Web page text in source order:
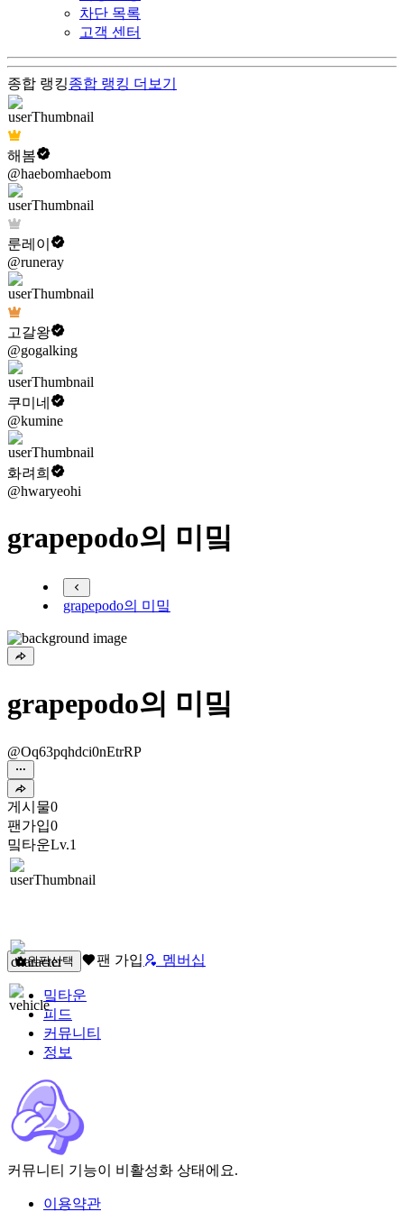
차단 목록
고객 센터
종합 랭킹종합 랭킹 더보기
해봄
@haebomhaebom
룬레이
@runeray
고갈왕
@gogalking
쿠미네
@kumine
화려희
@hwaryeohi
grapepodo의 미밐
grapepodo의 미밐
grapepodo의 미밐
@Oq63pqhdci0nEtrRP
게시물0
팬가입0
밐타운Lv.1
원픽선택 팬 가입 멤버십
밐타운
피드
커뮤니티
정보
커뮤니티 기능이 비활성화 상태에요.
이용약관